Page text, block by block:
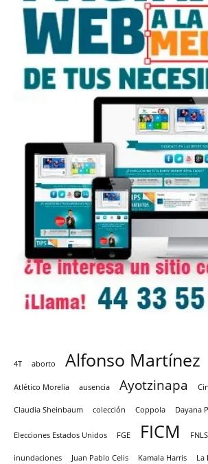
4T aborto Alfonso Martínez
Atlético Morelia ausencia Ayotzinapa
Claudia Sheinbaum colección Coppola Dayana
Elecciones Estados Unidos FGE FICM FNLS
inundaciones Juan Pablo Celis Kamala Harris La